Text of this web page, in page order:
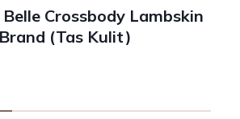
Crossbody Lambskin
(Tas Kulit)